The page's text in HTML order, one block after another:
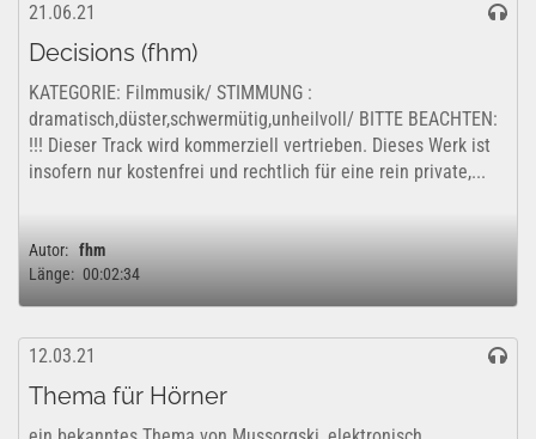
21.06.21
Decisions (fhm)
KATEGORIE: Filmmusik/ STIMMUNG :
dramatisch,düster,schwermütig,unheilvoll/ BITTE BEACHTEN:
!!! Dieser Track wird kommerziell vertrieben. Dieses Werk ist
insofern nur kostenfrei und rechtlich für eine rein private,...
Autor: fhm
Länge: 00:02:34
12.03.21
Thema für Hörner